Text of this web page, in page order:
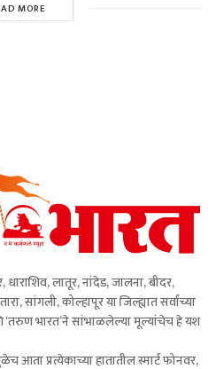
MORE
लातूर, नांदेड, जालना, बीदर,
सांगली, कोल्हापूर या जिल्ह्यात सर्वांच्या
‘तरुण भारत’ने सांभाळलेल्या मूल्यांचेच हे यश
आता प्रत्येकाच्या हातातील स्मार्ट फोनवर,